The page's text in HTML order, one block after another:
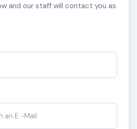
and our staff will contact you as